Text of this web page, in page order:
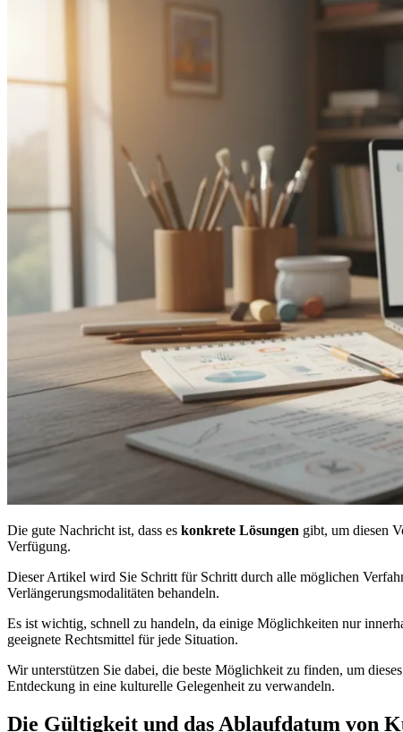
Die gute Nachricht ist, dass es konkrete Lösungen gibt, um diesen
Verfügung.
Dieser Artikel wird Sie Schritt für Schritt durch alle möglichen
Verlängerungsmodalitäten behandeln.
Es ist wichtig, schnell zu handeln, da einige Möglichkeiten nur
geeignete Rechtsmittel für jede Situation.
Wir unterstützen Sie dabei, die beste Möglichkeit zu finden, um
Entdeckung in eine kulturelle Gelegenheit zu verwandeln.
Die Gültigkeit und das Ablaufdatum von